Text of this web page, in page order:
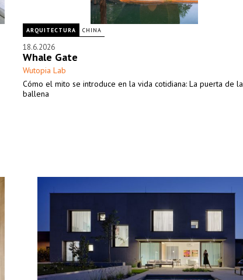
ARQUITECTURA CHINA
18.6.2026
Whale Gate
Wutopia Lab
Cómo el mito se introduce en la vida cotidiana: La puerta de la
ballena